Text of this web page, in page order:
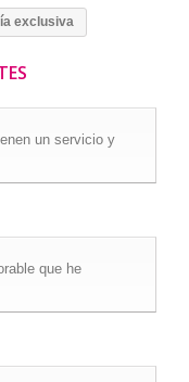
exclusiva
un servicio y
que he